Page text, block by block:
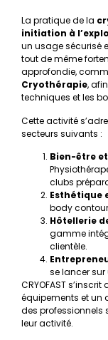
La pratique de la
initiation à
un usage sécurisé
tout de même
approfondie,
Cryothérapie,
techniques et les
Cette activité
secteurs suivants :
Bien-être
clubs
Esthétique
body
Hôtellerie
gamme
clientèle.
se lancer
CRYOFAST
équipements et
des professionnels
leur activité.